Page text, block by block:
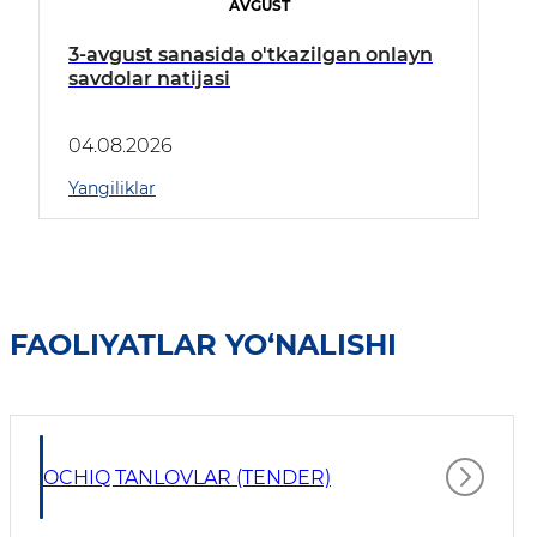
AVGUST
3-avgust sanasida o'tkazilgan onlayn
savdolar natijasi
04.08.2026
Yangiliklar
FAOLIYATLAR YO‘NALISHI
OCHIQ TANLOVLAR (TENDER)